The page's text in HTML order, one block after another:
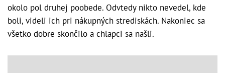
okolo pol druhej poobede. Odvtedy nikto nevedel, kde
boli, videli ich pri nákupných strediskách. Nakoniec sa
všetko dobre skončilo a chlapci sa našli.